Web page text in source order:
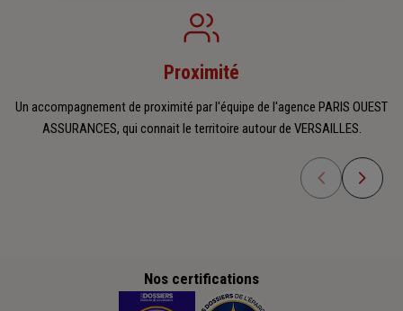
Proximité
Un accompagnement de proximité par l'équipe de l'agence PARIS OUEST
ASSURANCES, qui connait le territoire autour de VERSAILLES.
Nos certifications